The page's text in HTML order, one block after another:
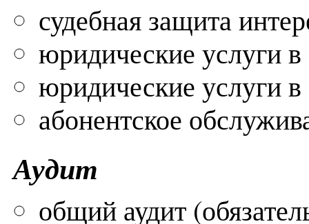
судебная защита
юридические услуги
юридические услуги
абонентское
Аудит
общий аудит